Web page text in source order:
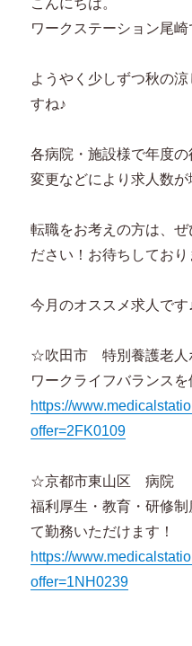
ワークステーション尾崎
ようやく少しずつ秋の
すね♪
各病院・施設様で年度
変更などにより求人数が
転職をお考えの方は、
ださい！お待ちしてお
今月のオススメ求人です
☆吹田市 特別養護老人
ワークライフバランス
https://
offer=2FK0109
☆京都市東山区 病院
福利厚生・教育・研修
て勤務いただけます！
https://
offer=1NH0239